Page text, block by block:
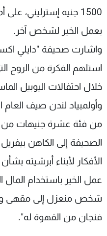
1500 جنيه إسترليني،
بعمل الخير لشخص آخر.
واشارت صحيفة "دايلي
استلهم الفكرة من الروح
خلال احتفالات اليوبيل
وأولمبياد لندن صيف العام
من فئة عشرة جنيهات من
الصحيفة إلى الكاهن
الأفكار لأبناء أبرشيته
عمل الخير باستخدام
شخص منعزل إلى مقهى
فنجان من القهوة له".